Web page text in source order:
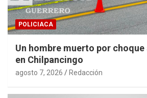
POLICIACA
Un hombre muerto por
en Chilpancingo
agosto 7, 2026 Redacción